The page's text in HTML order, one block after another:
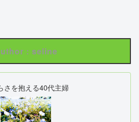
: seline
さを抱える40代主婦